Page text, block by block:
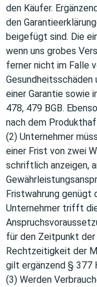
den Käufer.
den
beigefügt sind. Die
wenn uns grobes
ferner nicht im Falle
Gesundheitsschäden
einer Garantie sowie
478, 479 BGB.
nach dem
(2) Unternehmer
einer Frist von zwei
schriftlich anzeigen,
Fristwahrung genügt
Unternehmer trifft
für den Zeitpunkt
Rechtzeitigkeit der
gilt ergänzend § 377
(3) Werden